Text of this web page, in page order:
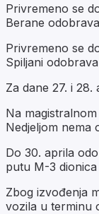
Privremeno se
Berane
Privremeno se
Spiljani
Za dane 27. i
Na
Nedjeljom nema
Do 30. aprila
putu M-3
Zbog izvođenja
vozila u terminu